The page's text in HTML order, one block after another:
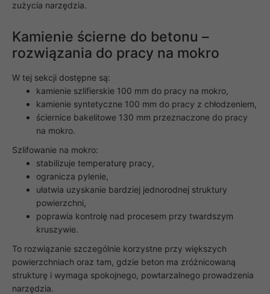
zużycia narzędzia.
Kamienie ścierne do betonu –
rozwiązania do pracy na mokro
W tej sekcji dostępne są:
kamienie szlifierskie 100 mm do pracy na mokro,
kamienie syntetyczne 100 mm do pracy z chłodzeniem,
ściernice bakelitowe 130 mm przeznaczone do pracy
na mokro.
Szlifowanie na mokro:
stabilizuje temperaturę pracy,
ogranicza pylenie,
ułatwia uzyskanie bardziej jednorodnej struktury
powierzchni,
poprawia kontrolę nad procesem przy twardszym
kruszywie.
To rozwiązanie szczególnie korzystne przy większych
powierzchniach oraz tam, gdzie beton ma zróżnicowaną
strukturę i wymaga spokojnego, powtarzalnego prowadzenia
narzędzia.